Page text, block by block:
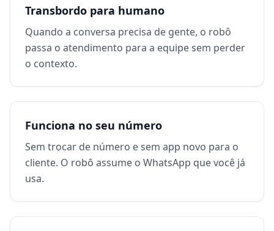
Transbordo para humano
Quando a conversa precisa de gente, o robô
passa o atendimento para a equipe sem perder
o contexto.
Funciona no seu número
Sem trocar de número e sem app novo para o
cliente. O robô assume o WhatsApp que você já
usa.